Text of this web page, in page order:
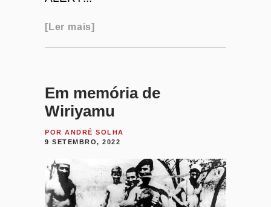
Ler mais
Em memória de
Wiriyamu
POR ANDRÉ SOLHA
9 SETEMBRO, 2022